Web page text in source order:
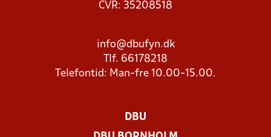
CVR: 35208518
info@dbufyn.dk
Tlf. 66178218
Telefontid: Man-fre 10.00-15.00.
DBU